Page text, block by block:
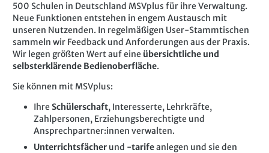
500 Schulen in Deutschland MSVplus für ihre Verwaltung.
Neue Funktionen entstehen in engem Austausch mit
unseren Nutzenden. In regelmäßigen User-Stammtischen
sammeln wir Feedback und Anforderungen aus der Praxis.
Wir legen größten Wert auf eine übersichtliche und
selbsterklärende Bedienoberfläche.
Sie können mit MSVplus:
Ihre Schülerschaft, Interesserte, Lehrkräfte,
Zahlpersonen, Erziehungsberechtigte und
Ansprechpartner:innen verwalten.
Unterrichtsfächer und -tarifeanlegen und sie den